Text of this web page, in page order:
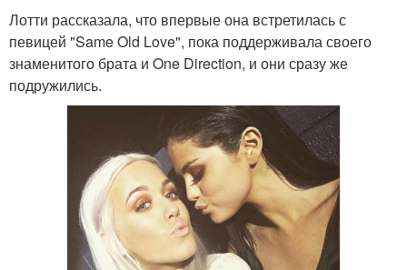
Лотти рассказала, что впервые она встретилась с
певицей "Same Old Love", пока поддерживала своего
знаменитого брата и One Direction, и они сразу же
подружились.